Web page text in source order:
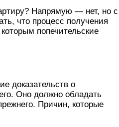
Напрямую — нет, но с
что процесс получения
попечительские
доказательств о
Оно должно обладать
Причин, которые